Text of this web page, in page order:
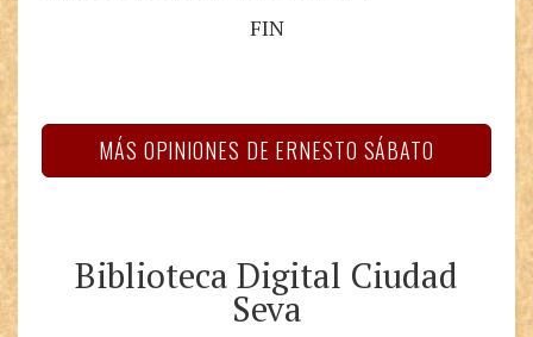
FIN
MÁS OPINIONES DE ERNESTO SÁBATO
Biblioteca Digital Ciudad
Seva